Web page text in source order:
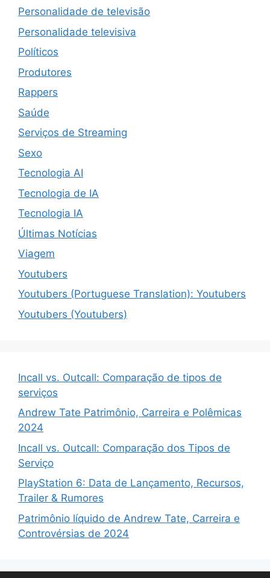
Personalidade de televisão
Personalidade televisiva
Políticos
Produtores
Rappers
Saúde
Serviços de Streaming
Sexo
Tecnologia AI
Tecnologia de IA
Tecnologia IA
Últimas Notícias
Viagem
Youtubers
Youtubers (Portuguese Translation): Youtubers
Youtubers (Youtubers)
Incall vs. Outcall: Comparação de tipos de
serviços
Andrew Tate Patrimônio, Carreira e Polêmicas
2024
Incall vs. Outcall: Comparação dos Tipos de
Serviço
PlayStation 6: Data de Lançamento, Recursos,
Trailer & Rumores
Patrimônio líquido de Andrew Tate, Carreira e
Controvérsias de 2024